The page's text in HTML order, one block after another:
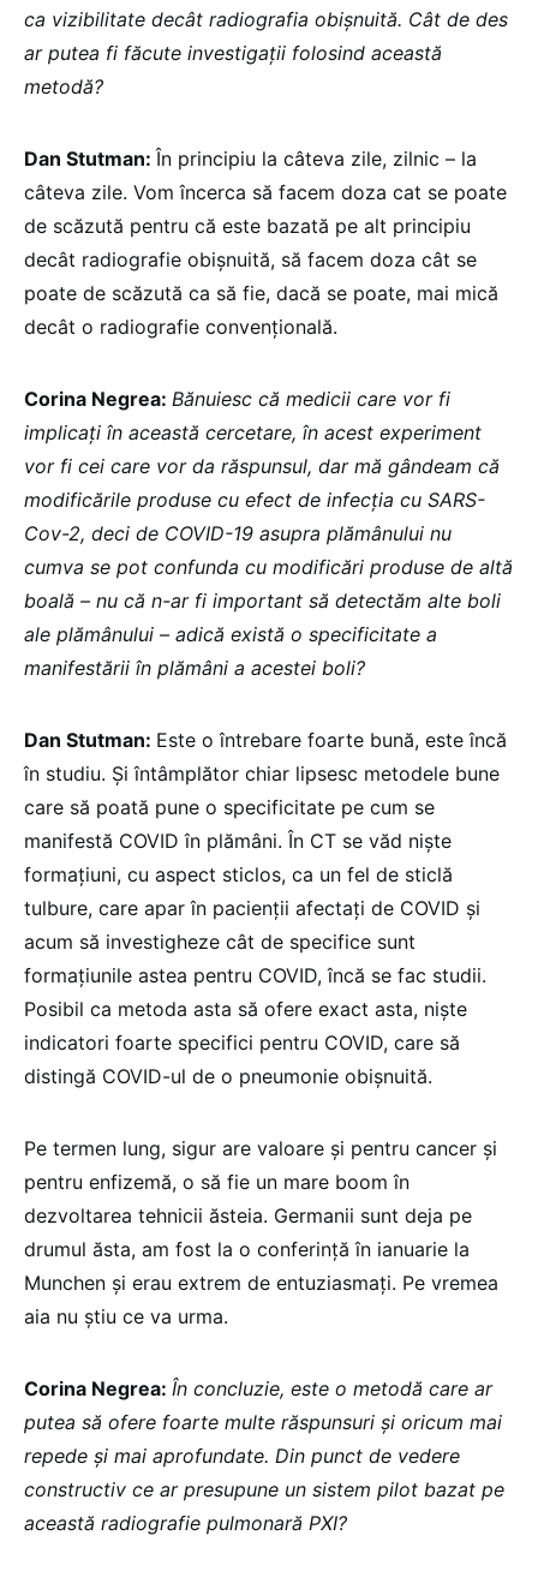
ca vizibilitate decât radiografia obișnuită. Cât de des
ar putea fi făcute investigații folosind această
metodă?
Dan Stutman: În principiu la câteva zile, zilnic – la
câteva zile. Vom încerca să facem doza cat se poate
de scăzută pentru că este bazată pe alt principiu
decât radiografie obișnuită, să facem doza cât se
poate de scăzută ca să fie, dacă se poate, mai mică
decât o radiografie convențională.
Corina Negrea: Bănuiesc că medicii care vor fi
implicați în această cercetare, în acest experiment
vor fi cei care vor da răspunsul, dar mă gândeam că
modificările produse cu efect de infecția cu SARS-
Cov-2, deci de COVID-19 asupra plămânului nu
cumva se pot confunda cu modificări produse de altă
boală – nu că n-ar fi important să detectăm alte boli
ale plămânului – adică există o specificitate a
manifestării în plămâni a acestei boli?
Dan Stutman: Este o întrebare foarte bună, este încă
în studiu. Și întâmplător chiar lipsesc metodele bune
care să poată pune o specificitate pe cum se
manifestă COVID în plămâni. În CT se văd niște
formațiuni, cu aspect sticlos, ca un fel de sticlă
tulbure, care apar în pacienții afectaţi de COVID și
acum să investigheze cât de specifice sunt
formațiunile astea pentru COVID, încă se fac studii.
Posibil ca metoda asta să ofere exact asta, niște
indicatori foarte specifici pentru COVID, care să
distingă COVID-ul de o pneumonie obișnuită.
Pe termen lung, sigur are valoare și pentru cancer și
pentru enfizemă, o să fie un mare boom în
dezvoltarea tehnicii ăsteia. Germanii sunt deja pe
drumul ăsta, am fost la o conferință în ianuarie la
Munchen și erau extrem de entuziasmați. Pe vremea
aia nu știu ce va urma.
Corina Negrea: În concluzie, este o metodă care ar
putea să ofere foarte multe răspunsuri și oricum mai
repede și mai aprofundate. Din punct de vedere
constructiv ce ar presupune un sistem pilot bazat pe
această radiografie pulmonară PXI?